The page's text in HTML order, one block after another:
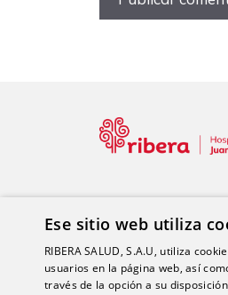
Ese sitio web utiliza
RIBERA SALUD, S.A.U, utiliza
usuarios en la página web, así
través de la opción a su disposición,